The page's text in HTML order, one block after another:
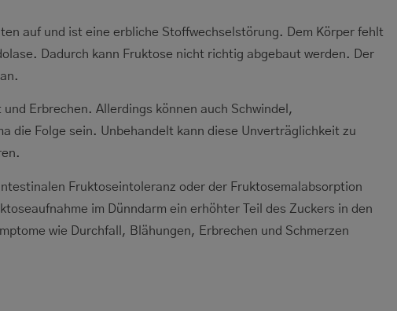
auf und ist eine erbliche Stoffwechselstörung. Dem Körper fehlt
Dadurch kann Fruktose nicht richtig abgebaut werden. Der
Erbrechen. Allerdings können auch Schwindel,
die Folge sein. Unbehandelt kann diese Unverträglichkeit zu
Fruktoseintoleranz oder der Fruktosemalabsorption
im Dünndarm ein erhöhter Teil des Zuckers in den
wie Durchfall, Blähungen, Erbrechen und Schmerzen